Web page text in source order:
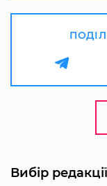
Вибір редакції